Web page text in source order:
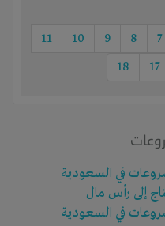
7
8
9
10
11
17
18
في السعودية
إلى رأس مال
في السعودية